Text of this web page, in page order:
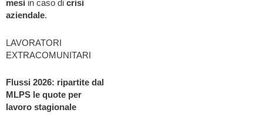
mesi in caso di crisi
aziendale.
LAVORATORI
EXTRACOMUNITARI
Flussi 2026: ripartite dal
MLPS le quote per
lavoro stagionale